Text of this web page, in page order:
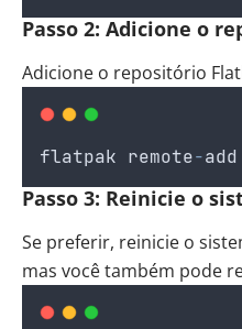
Passo 2: Adicione o
Adicione o repositório
flatpak remote-add
Passo 3: Reinicie o
Se preferir, reinicie o
mas você também pode